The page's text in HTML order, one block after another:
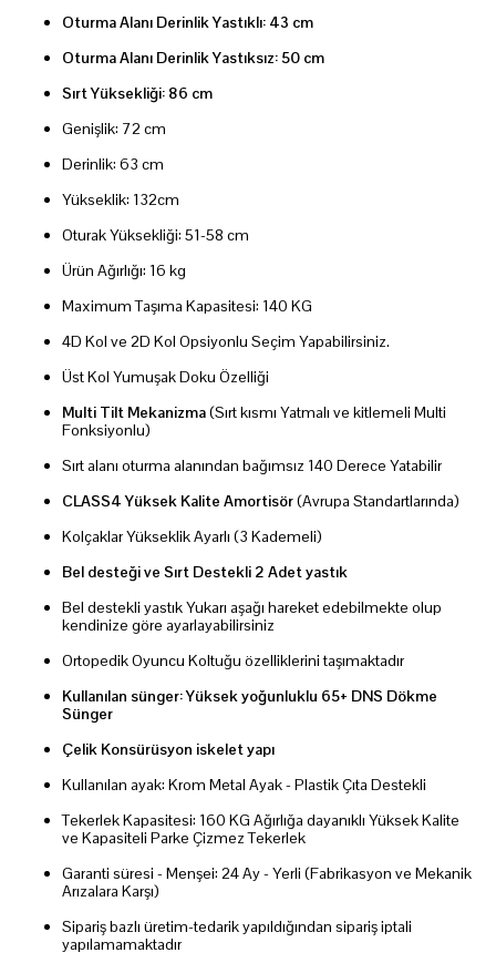
Oturma Alanı Derinlik Yastıklı: 43 cm
Oturma Alanı Derinlik Yastıksız: 50 cm
Sırt Yüksekliği: 86 cm
Genişlik: 72 cm
Derinlik: 63 cm
Yükseklik: 132cm
Oturak Yüksekliği: 51-58 cm
Ürün Ağırlığı: 16 kg
Maximum Taşıma Kapasitesi: 140 KG
4D Kol ve 2D Kol Opsiyonlu Seçim Yapabilirsiniz.
Üst Kol Yumuşak Doku Özelliği
Multi Tilt Mekanizma(Sırt kısmı Yatmalı ve kitlemeli Multi
Fonksiyonlu)
Sırt alanı oturma alanından bağımsız 140 Derece Yatabilir
CLASS4 Yüksek Kalite Amortisör(Avrupa Standartlarında)
Kolçaklar Yükseklik Ayarlı (3 Kademeli)
Bel desteği ve Sırt Destekli 2 Adet yastık
Bel destekli yastık Yukarı aşağı hareket edebilmekte olup
kendinize göre ayarlayabilirsiniz
Ortopedik Oyuncu Koltuğu özelliklerini taşımaktadır
Kullanılan sünger: Yüksek yoğunluklu 65+ DNS Dökme
Sünger
Çelik Konsürüsyon iskelet yapı
Kullanılan ayak: Krom Metal Ayak - Plastik Çıta Destekli
Tekerlek Kapasitesi: 160 KG Ağırlığa dayanıklı Yüksek Kalite
ve Kapasiteli Parke Çizmez Tekerlek
Garanti süresi - Menşei: 24 Ay - Yerli (Fabrikasyon ve Mekanik
Arızalara Karşı)
Sipariş bazlı üretim-tedarik yapıldığından sipariş iptali
yapılamamaktadır